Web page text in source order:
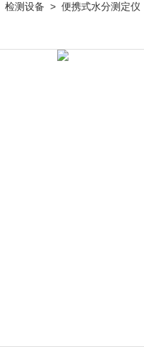
检测设备 > 便携式水分测定仪